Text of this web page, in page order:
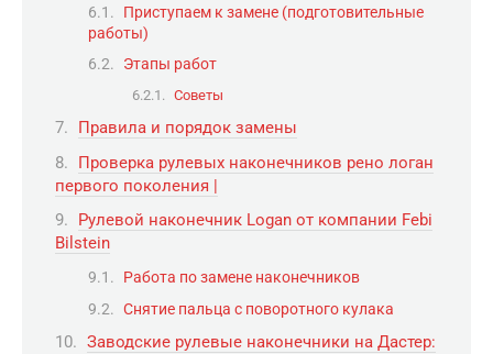
Приступаем к замене (подготовительные
работы)
Этапы работ
Советы
Правила и порядок замены
Проверка рулевых наконечников рено логан
первого поколения |
Рулевой наконечник Logan от компании Febi
Bilstein
Работа по замене наконечников
Снятие пальца с поворотного кулака
Заводские рулевые наконечники на Дастер: